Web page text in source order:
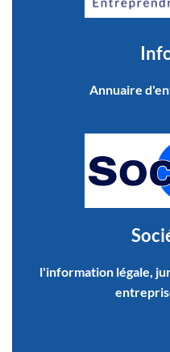
Annuaire
l'information légale,